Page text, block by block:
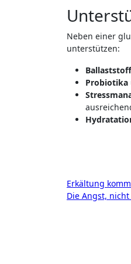
Neben einer
unterstützen:
Probiotika
Erkältung
Die Angst,